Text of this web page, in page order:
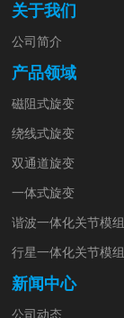
关于我们
公司简介
产品领域
磁阻式旋变
绕线式旋变
双通道旋变
一体式旋变
谐波一体化关节模组
行星一体化关节模组
新闻中心
公司动态